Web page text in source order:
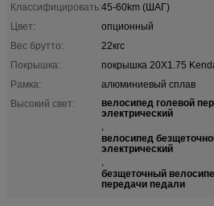
Классифицировать:45-60km (ШАГ)
Цвет:
опционный
Вес брутто:
22кгс
Покрышка:
покрышка 20X1.75
Рамка:
алюминиевый сплав
Высокий свет:
велосипед голевой
электрический
,
велосипед
электрический
,
безщеточный
передачи педали